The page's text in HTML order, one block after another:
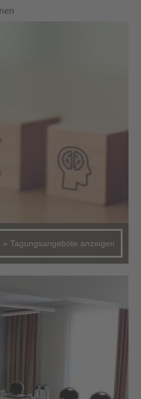
» Tagungsangebote anzeigen